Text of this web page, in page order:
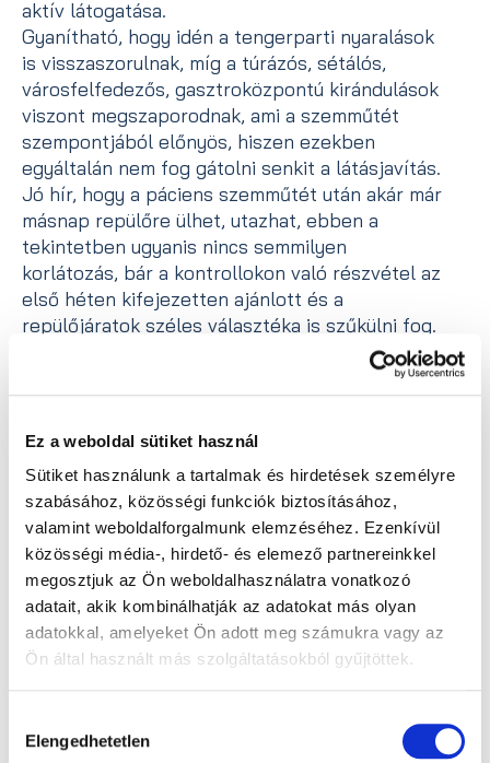
Ez a weboldal sütiket használ
Sütiket használunk a tartalmak és hirdetések személyre
szabásához, közösségi funkciók biztosításához,
valamint weboldalforgalmunk elemzéséhez. Ezenkívül
közösségi média-, hirdető- és elemező partnereinkkel
megosztjuk az Ön weboldalhasználatra vonatkozó
adatait, akik kombinálhatják az adatokat más olyan
adatokkal, amelyeket Ön adott meg számukra vagy az
Ön által használt más szolgáltatásokból gyűjtöttek.
kiválasztása
Elengedhetetlen
aktív látogatása.
Gyanítható, hogy idén a tengerparti nyaralások
is visszaszorulnak, míg a túrázós, sétálós,
városfelfedezős, gasztroközpontú kirándulások
viszont megszaporodnak, ami a szemműtét
szempontjából előnyös, hiszen ezekben
egyáltalán nem fog gátolni senkit a látásjavítás.
Jó hír, hogy a páciens szemműtét után akár már
másnap repülőre ülhet, utazhat, ebben a
tekintetben ugyanis nincs semmilyen
korlátozás, bár a kontrollokon való részvétel az
első héten kifejezetten ajánlott és a
repülőjáratok széles választéka is szűkülni fog.
És persze azt sem érdemes figyelmen kívül
hagyni, hogy ha még valaki a tanulmányait
végzi, akkor mennyivel könnyebb lehet az
újabb szemeszter kezdése egy nyáron
bele, végre nem kellene az első padba ülni,
mert messzebbről is jól láthatjuk a táblát vagy
a kivetítőt. Na és persze az sem utolsó
szempont, hogy nem fog annyira elfáradni a
szem a tanulástól, mint korábban a
szemüveggel vagy lencsével.
Hogy megéri-e nyáron bevállalni a látásjavítást,
azt mindenkinek önállóan kell eldönteni, de a